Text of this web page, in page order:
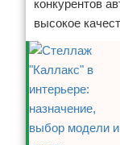
Безопасность
Стройматериалы
Разное
конкурентов
высокое